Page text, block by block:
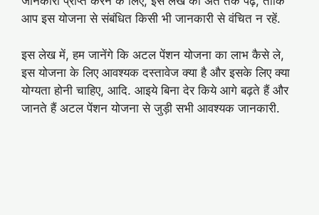
आप इस योजना से संबंधित किसी भी जानकारी से वंचित न रहें.
इस लेख में, हम जानेंगे कि अटल पेंशन योजना का लाभ कैसे ले,
इस योजना के लिए आवश्यक दस्तावेज क्या है और इसके लिए क्या
योग्यता होनी चाहिए, आदि. आइये बिना देर किये आगे बढ़ते हैं और
जानते हैं अटल पेंशन योजना से जुड़ी सभी आवश्यक जानकारी.